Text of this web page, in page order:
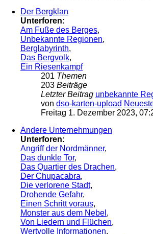
Der Bergklan
Unterforen:
Am Fuße des Berges,
Unbekannte Regionen,
Berglabyrinth,
Das Bergvolk,
Ein Riesenkampf
201 Themen
203 Beiträge
Letzter Beitrag unbekannte
von dso-karten-upload
Freitag 1. Dezember 2023,
Andere Unternehmungen
Unterforen:
Angriff der Nordmänner,
Das dunkle Tor,
Das Quartier des Drachen,
Der Chupacabra,
Die verlorene Stadt,
Drohende Gefahr,
Einen Schritt voraus,
Monster aus dem Nebel ,
Von Liedern und Flüchen,
Wertvolle Informationen,